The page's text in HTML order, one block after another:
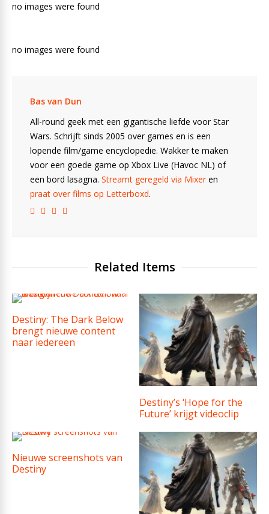
no images were found
no images were found
Bas van Dun
All-round geek met een gigantische liefde voor Star
Wars. Schrijft sinds 2005 over games en is een
lopende film/game encyclopedie. Wakker te maken
voor een goede game op Xbox Live (Havoc NL) of
een bord lasagna. Streamt geregeld via Mixeren
praat over films op Letterboxd.
Related Items
Destiny: The Dark Below
brengt nieuwe content
naar iedereen
Destiny’s ‘Hope for the
Future’ krijgt videoclip
Nieuwe screenshots van
Destiny